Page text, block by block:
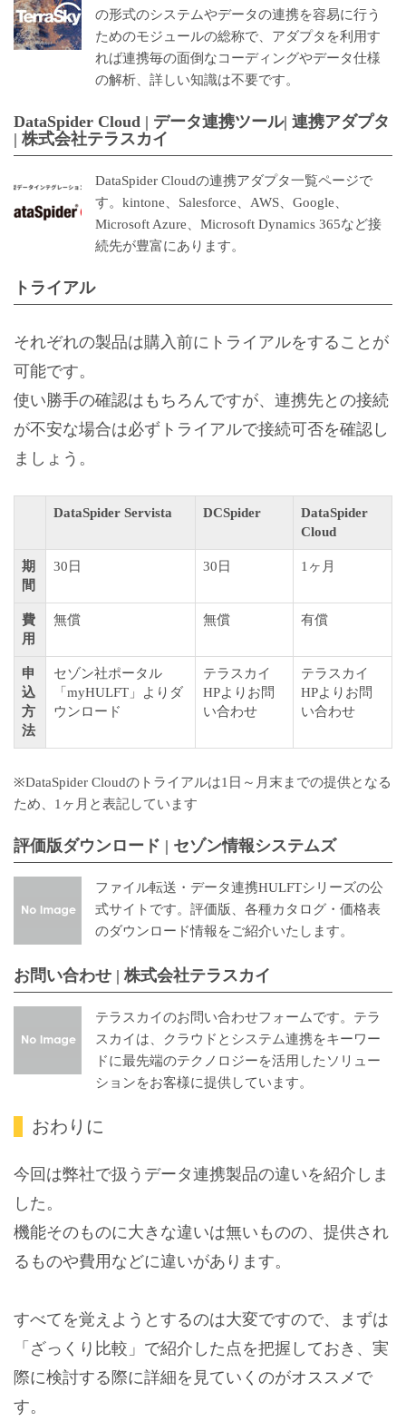
の形式のシステムやデータの連携を容易に行う
ためのモジュールの総称で、アダプタを利用す
れば連携毎の面倒なコーディングやデータ仕様
の解析、詳しい知識は不要です。
DataSpider Cloud | データ連携ツール| 連携アダプタ
| 株式会社テラスカイ
DataSpider Cloudの連携アダプタ一覧ページで
す。kintone、Salesforce、AWS、Google、
Microsoft Azure、Microsoft Dynamics 365など接
続先が豊富にあります。
トライアル
それぞれの製品は購入前にトライアルをすることが
可能です。
使い勝手の確認はもちろんですが、連携先との接続
が不安な場合は必ずトライアルで接続可否を確認し
ましょう。
DataSpider Servista DCSpider
DataSpider
Cloud
期
間
30日 30日 1ヶ月
費
用
無償 無償 有償
申
込
方
法
セゾン社ポータル
「myHULFT」よりダ
ウンロード
テラスカイ
HPよりお問
い合わせ
テラスカイ
HPよりお問
い合わせ
※DataSpider Cloudのトライアルは1日～月末までの提供となる
ため、1ヶ月と表記しています
評価版ダウンロード | セゾン情報システムズ
ファイル転送・データ連携HULFTシリーズの公
式サイトです。評価版、各種カタログ・価格表
のダウンロード情報をご紹介いたします。
お問い合わせ | 株式会社テラスカイ
テラスカイのお問い合わせフォームです。テラ
スカイは、クラウドとシステム連携をキーワー
ドに最先端のテクノロジーを活用したソリュー
ションをお客様に提供しています。
おわりに
今回は弊社で扱うデータ連携製品の違いを紹介しま
した。
機能そのものに大きな違いは無いものの、提供され
るものや費用などに違いがあります。
すべてを覚えようとするのは大変ですので、まずは
「ざっくり比較」で紹介した点を把握しておき、実
際に検討する際に詳細を見ていくのがオススメで
す。